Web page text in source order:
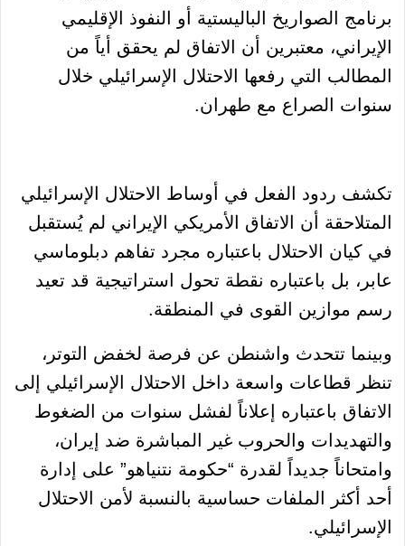
برنامج الصواريخ الباليستية أو النفوذ الإقليمي
الإيراني، معتبرين أن الاتفاق لم يحقق أياً من
المطالب التي رفعها الاحتلال الإسرائيلي خلال
سنوات الصراع مع طهران.
تكشف ردود الفعل في أوساط الاحتلال الإسرائيلي
المتلاحقة أن الاتفاق الأمريكي الإيراني لم يُستقبل
في كيان الاحتلال باعتباره مجرد تفاهم دبلوماسي
عابر، بل باعتباره نقطة تحول استراتيجية قد تعيد
رسم موازين القوى في المنطقة.
وبينما تتحدث واشنطن عن فرصة لخفض التوتر،
تنظر قطاعات واسعة داخل الاحتلال الإسرائيلي إلى
الاتفاق باعتباره إعلاناً لفشل سنوات من الضغوط
والتهديدات والحروب غير المباشرة ضد إيران،
وامتحاناً جديداً لقدرة “حكومة نتنياهو” على إدارة
أحد أكثر الملفات حساسية بالنسبة لأمن الاحتلال
الإسرائيلي.